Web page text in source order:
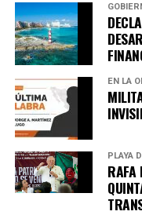
EN LA
PLAYA
RAFA